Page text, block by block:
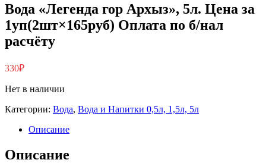
Вода «Легенда гор Архыз», 5л. Цена за
1уп(2шт×165руб) Оплата по б/нал
расчёту
330₽
Нет в наличии
Категории: Вода, Вода и Напитки 0,5л, 1,5л, 5л
Описание
Описание